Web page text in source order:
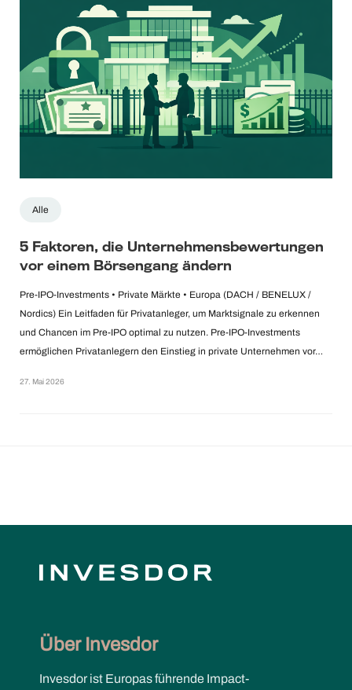
Alle
5 Faktoren, die Unternehmensbewertungen
vor einem Börsengang ändern
Pre-IPO-Investments • Private Märkte • Europa (DACH / BENELUX /
Nordics) Ein Leitfaden für Privatanleger, um Marktsignale zu erkennen
und Chancen im Pre-IPO optimal zu nutzen. Pre-IPO-Investments
ermöglichen Privatanlegern den Einstieg in private Unternehmen vor…
27. Mai 2026
Über Invesdor
Invesdor ist Europas führende Impact-